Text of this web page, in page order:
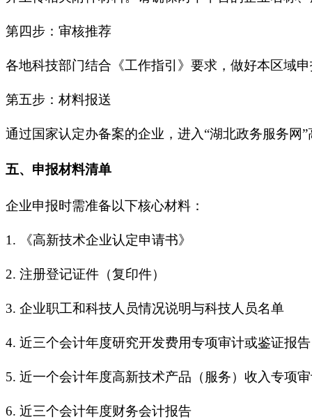
第四步：审核推荐
各地科技部门结合《工作指引》要求，做好本区域
第五步：材料报送
通过国家认定办备案的企业，进入“湖北政务服务
五、申报材料清单
企业申报时需准备以下核心材料：
1. 《高新技术企业认定申请书》
2. 注册登记证件（复印件）
3. 企业职工和科技人员情况说明与科技人员名单
4. 近三个会计年度研究开发费用专项审计或鉴证报告
5. 近一个会计年度高新技术产品（服务）收入专项
6. 近三个会计年度财务会计报告